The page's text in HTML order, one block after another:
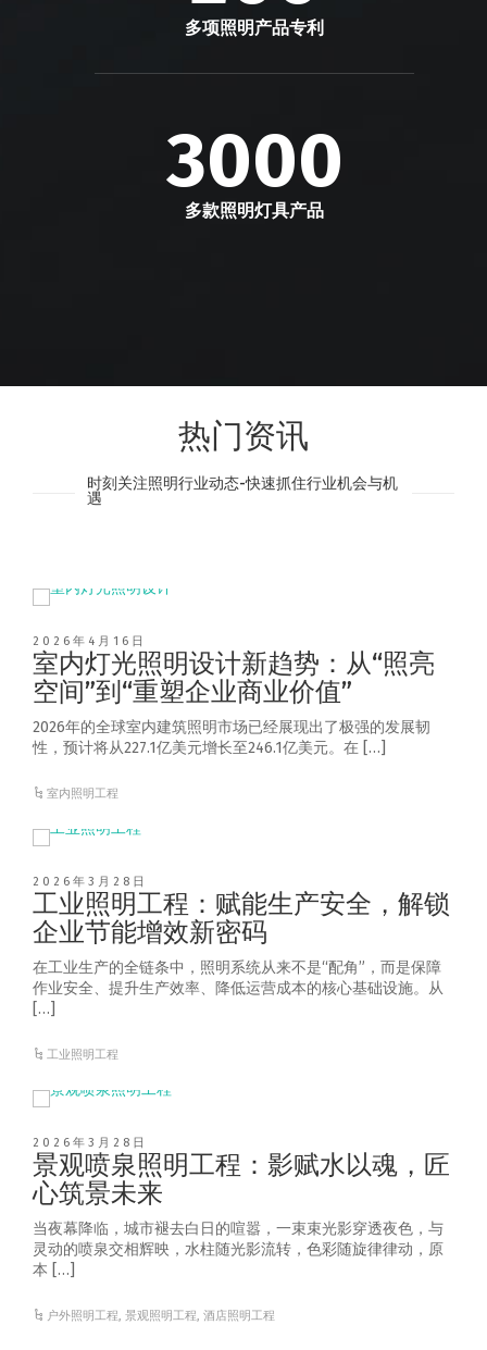
多项照明产品专利
3000
多款照明灯具产品
热门资讯
时刻关注照明行业动态-快速抓住行业机会与机
遇
2026年4月16日
室内灯光照明设计新趋势：从“照亮
空间”到“重塑企业商业价值”
2026年的全球室内建筑照明市场已经展现出了极强的发展韧
性，预计将从227.1亿美元增长至246.1亿美元。在 […]
室内照明工程
2026年3月28日
工业照明工程：赋能生产安全，解锁
企业节能增效新密码
在工业生产的全链条中，照明系统从来不是“配角”，而是保障
作业安全、提升生产效率、降低运营成本的核心基础设施。从
[…]
工业照明工程
2026年3月28日
景观喷泉照明工程：影赋水以魂，匠
心筑景未来
当夜幕降临，城市褪去白日的喧嚣，一束束光影穿透夜色，与
灵动的喷泉交相辉映，水柱随光影流转，色彩随旋律律动，原
本 […]
户外照明工程,景观照明工程,酒店照明工程